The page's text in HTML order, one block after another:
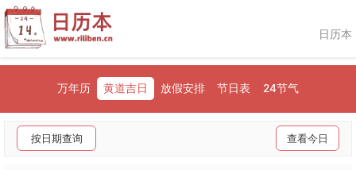
日历本
万年历 黄道吉日 放假安排 节日表 24节气
按日期查询 查看今日